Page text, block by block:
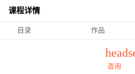
课程详情
目录 作品
咨询